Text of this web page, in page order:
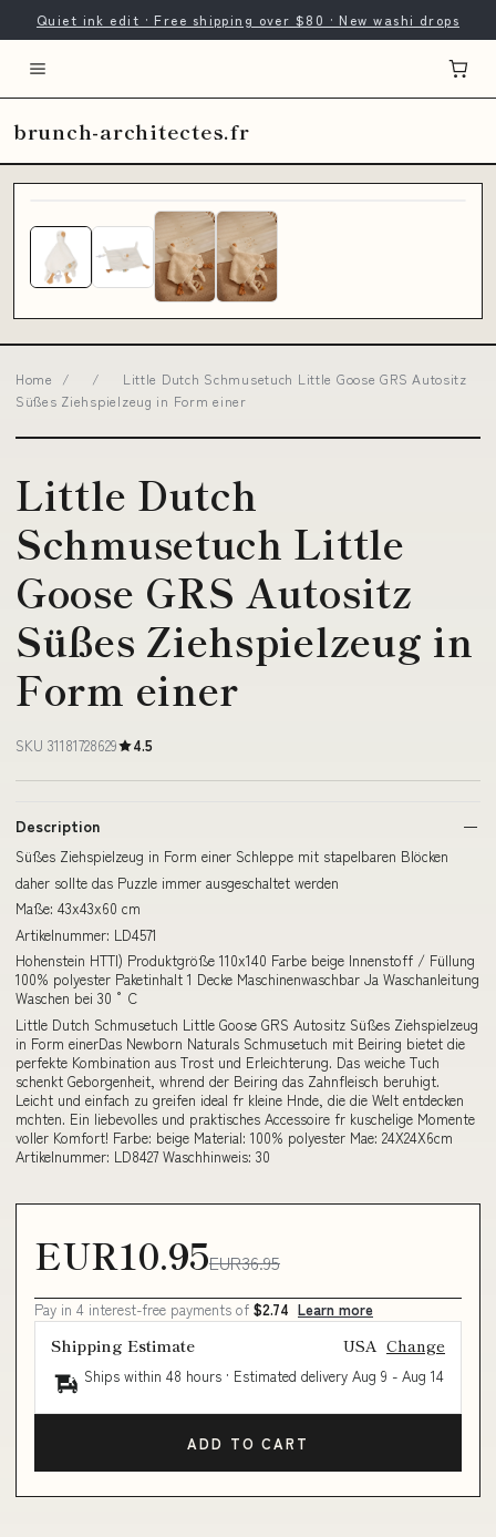
Quiet ink edit · Free shipping over $80 · New washi drops
brunch-architectes.fr
Home / /
Little Dutch Schmusetuch Little Goose GRS Autositz
Süßes Ziehspielzeug in Form einer
Little Dutch
Schmusetuch Little
Goose GRS Autositz
Süßes Ziehspielzeug in
Form einer
SKU 31181728629 4.5
Description
Süßes Ziehspielzeug in Form einer Schleppe mit stapelbaren Blöcken
daher sollte das Puzzle immer ausgeschaltet werden
Maße: 43x43x60 cm
Artikelnummer: LD4571
Hohenstein HTTI) Produktgröße 110x140 Farbe beige Innenstoff / Füllung
100% polyester Paketinhalt 1 Decke Maschinenwaschbar Ja Waschanleitung
Waschen bei 30 ° C
Little Dutch Schmusetuch Little Goose GRS Autositz Süßes Ziehspielzeug
in Form einerDas Newborn Naturals Schmusetuch mit Beiring bietet die
perfekte Kombination aus Trost und Erleichterung. Das weiche Tuch
schenkt Geborgenheit, whrend der Beiring das Zahnfleisch beruhigt.
Leicht und einfach zu greifen ideal fr kleine Hnde, die die Welt entdecken
mchten. Ein liebevolles und praktisches Accessoire fr kuschelige Momente
voller Komfort! Farbe: beige Material: 100% polyester Mae: 24X24X6cm
Artikelnummer: LD8427 Waschhinweis: 30
EUR10.95EUR36.95
Pay in 4 interest-free payments of $2.74 Learn more
Shipping Estimate USA Change
Ships within 48 hours · Estimated delivery Aug 9 - Aug 14
ADD TO CART